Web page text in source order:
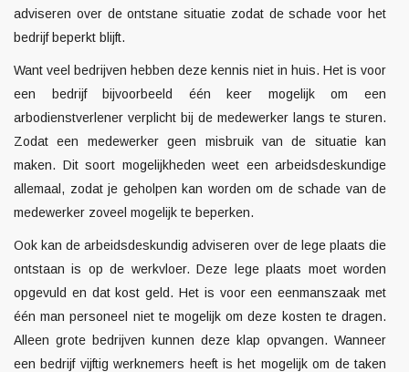
adviseren over de ontstane situatie zodat de schade voor het
bedrijf beperkt blijft.
Want veel bedrijven hebben deze kennis niet in huis. Het is voor
een bedrijf bijvoorbeeld één keer mogelijk om een
arbodienstverlener verplicht bij de medewerker langs te sturen.
Zodat een medewerker geen misbruik van de situatie kan
maken. Dit soort mogelijkheden weet een arbeidsdeskundige
allemaal, zodat je geholpen kan worden om de schade van de
medewerker zoveel mogelijk te beperken.
Ook kan de arbeidsdeskundig adviseren over de lege plaats die
ontstaan is op de werkvloer. Deze lege plaats moet worden
opgevuld en dat kost geld. Het is voor een eenmanszaak met
één man personeel niet te mogelijk om deze kosten te dragen.
Alleen grote bedrijven kunnen deze klap opvangen. Wanneer
een bedrijf vijftig werknemers heeft is het mogelijk om de taken